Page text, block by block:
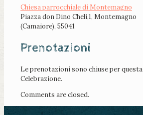
Chiesa parrocchiale di Montemagno
Piazza don Dino Cheli,1, Montemagno
(Camaiore), 55041
Prenotazioni
Le prenotazioni sono chiuse per questa
Celebrazione.
Comments are closed.